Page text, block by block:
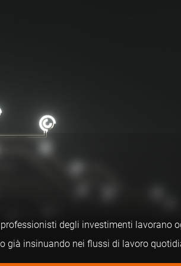
degli investimenti lavorano
già insinuando nei flussi di lavoro